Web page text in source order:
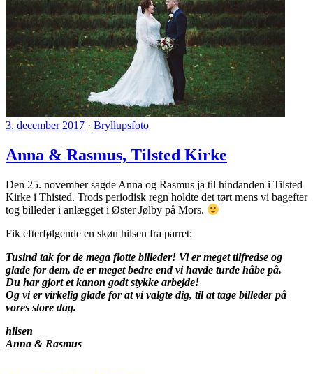
3. december 2017 · Bryllupsfoto
Anna & Rasmus, Tilsted Kirke
Den 25. november sagde Anna og Rasmus ja til hindanden i Tilsted
Kirke i Thisted. Trods periodisk regn holdte det tørt mens vi bagefter
tog billeder i anlægget i Øster Jølby på Mors.
Fik efterfølgende en skøn hilsen fra parret:
Tusind tak for de mega flotte billeder! Vi er meget tilfredse og
glade for dem, de er meget bedre end vi havde turde håbe på.
Du har gjort et kanon godt stykke arbejde!
Og vi er virkelig glade for at vi valgte dig, til at tage billeder på
vores store dag.
hilsen
Anna & Rasmus